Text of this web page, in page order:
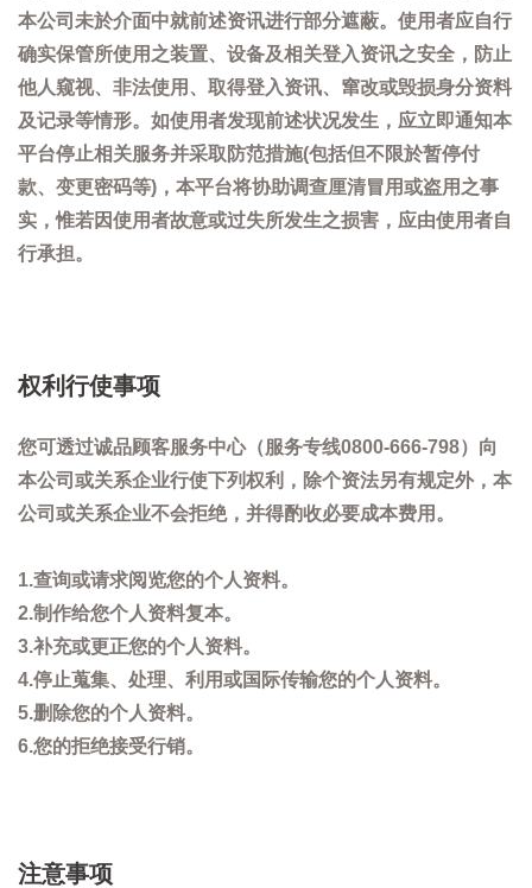
本公司未於介面中就前述资讯进行部分遮蔽。使用者应自行
确实保管所使用之装置、设备及相关登入资讯之安全，防止
他人窥视、非法使用、取得登入资讯、窜改或毁损身分资料
及记录等情形。如使用者发现前述状况发生，应立即通知本
平台停止相关服务并采取防范措施(包括但不限於暂停付
款、变更密码等)，本平台将协助调查厘清冒用或盗用之事
实，惟若因使用者故意或过失所发生之损害，应由使用者自
行承担。
权利行使事项
您可透过诚品顾客服务中心（服务专线0800-666-798）向
本公司或关系企业行使下列权利，除个资法另有规定外，本
公司或关系企业不会拒绝，并得酌收必要成本费用。
1.查询或请求阅览您的个人资料。
2.制作给您个人资料复本。
3.补充或更正您的个人资料。
4.停止蒐集、处理、利用或国际传输您的个人资料。
5.删除您的个人资料。
6.您的拒绝接受行销。
注意事项